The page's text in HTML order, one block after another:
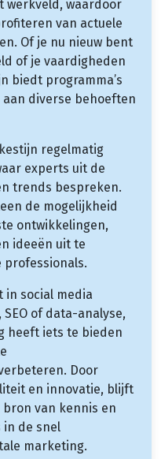
werkveld, waardoor
van actuele
Of je nu nieuw bent
of je vaardigheden
biedt programma’s
diverse behoeften
regelmatig
experts uit de
trends bespreken.
de mogelijkheid
ontwikkelingen,
ideeën uit te
professionals.
in social media
of data-analyse,
heeft iets te bieden
Door
en innovatie, blijft
bron van kennis en
de snel
marketing.